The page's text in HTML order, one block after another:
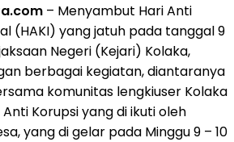
– Menyambut Hari Anti
(HAKI) yang jatuh pada tanggal 9
Negeri (Kejari) Kolaka,
berbagai kegiatan, diantaranya
komunitas lengkiuser Kolaka
Korupsi yang di ikuti oleh
yang di gelar pada Minggu 9 – 10